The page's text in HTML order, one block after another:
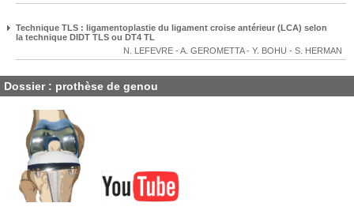
Technique TLS : ligamentoplastie du ligament croise antérieur (LCA) selon
la technique DIDT TLS ou DT4 TL
N. LEFEVRE - A. GEROMETTA- Y. BOHU - S. HERMAN
Dossier : prothèse de genou